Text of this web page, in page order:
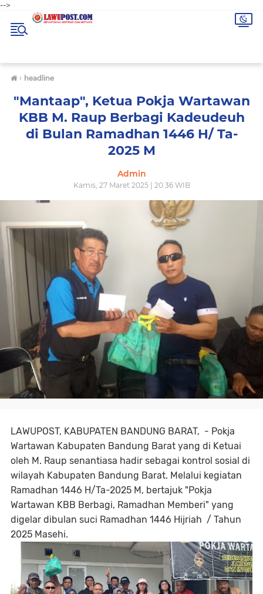
-->
› headline
"Mantaap", Ketua Pokja Wartawan
KBB M. Raup Berbagi Kadeudeuh
di Bulan Ramadhan 1446 H/ Ta-
2025 M
Admin
Kamis, 27 Maret 2025 | 20.36 WIB
LAWUPOST, KABUPATEN BANDUNG BARAT, - Pokja
Wartawan Kabupaten Bandung Barat yang di Ketuai
oleh M. Raup senantiasa hadir sebagai kontrol sosial di
wilayah Kabupaten Bandung Barat. Melalui kegiatan
Ramadhan 1446 H/Ta-2025 M, bertajuk "Pokja
Wartawan KBB Berbagi, Ramadhan Memberi" yang
digelar dibulan suci Ramadhan 1446 Hijriah / Tahun
2025 Masehi.